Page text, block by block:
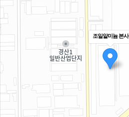
조일알미늄 본사